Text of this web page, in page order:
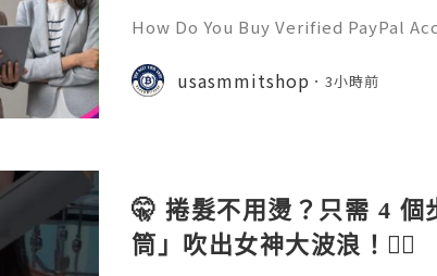
How Do You Buy Verified PayPal
orms, used by individuals,
usinesses, and organiza
usasmmitshop 3小時前
🤫 捲髮不用燙？只需 4 個
筒」吹出女神大波浪！💇‍♀️